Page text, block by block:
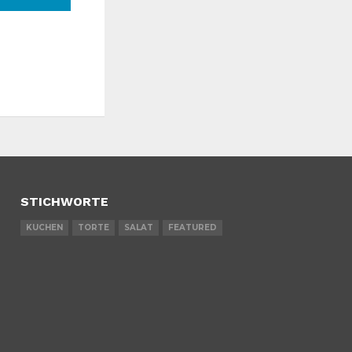
STICHWORTE
KUCHEN TORTE SALAT FEATURED